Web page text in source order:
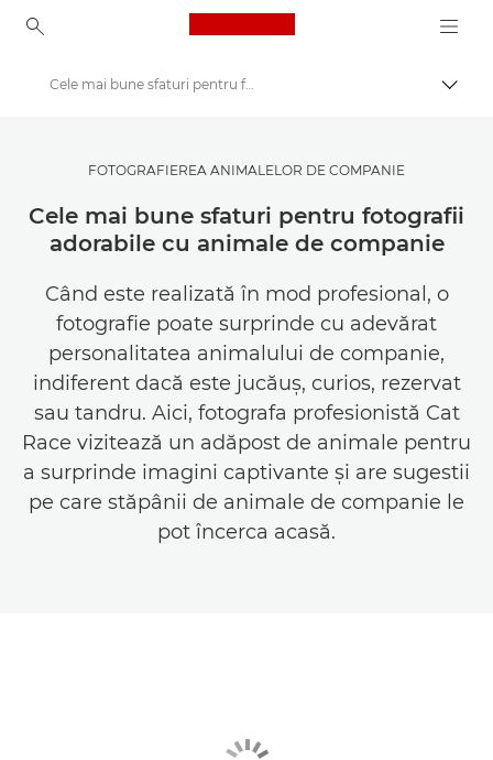
Canon Logo, back to
Inspiră-te | Sfaturi pentru fotografie şi imprimare şi ghiduri de achiziţie
Poveşti despre fotografie şi creativitate
Cele mai bune sfaturi pentru fotografierea animalelor de companie
FOTOGRAFIEREA ANIMALELOR DE COMPANIE
Cele mai bune sfaturi pentru fotografii
adorabile cu animale de companie
Când este realizată în mod profesional, o
fotografie poate surprinde cu adevărat
personalitatea animalului de companie,
indiferent dacă este jucăuş, curios, rezervat
sau tandru. Aici, fotografa profesionistă Cat
Race vizitează un adăpost de animale pentru
a surprinde imagini captivante şi are sugestii
pe care stăpânii de animale de companie le
pot încerca acasă.